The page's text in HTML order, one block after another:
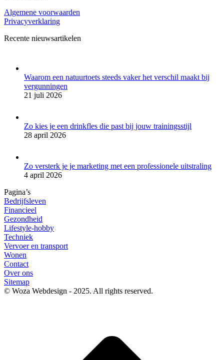
Algemene voorwaarden
Privacyverklaring
Recente nieuwsartikelen
Waarom een natuurtoets steeds vaker het verschil maakt bij
vergunningen
21 juli 2026
Zo kies je een drinkfles die past bij jouw trainingsstijl
28 april 2026
Zo versterk je je marketing met een professionele uitstraling
4 april 2026
Pagina’s
Bedrijfsleven
Financieel
Gezondheid
Lifestyle-hobby
Techniek
Vervoer en transport
Wonen
Contact
Over ons
Sitemap
© Woza Webdesign - 2025. All rights reserved.